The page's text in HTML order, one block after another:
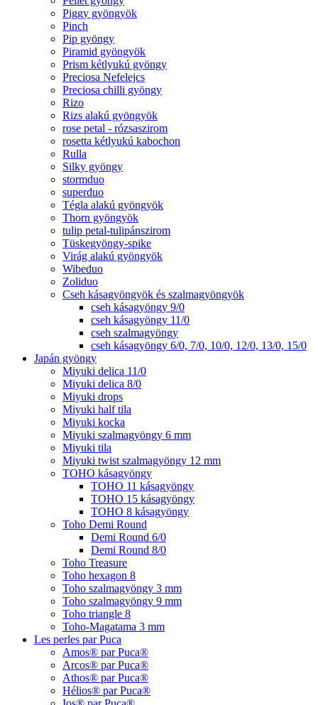
Piggy gyöngyök
Pinch
Pip gyöngy
Piramid gyöngyök
Prism kétlyukú gyöngy
Preciosa Nefelejcs
Preciosa chilli gyöngy
Rizo
Rizs alakú gyöngyök
rose petal - rózsaszirom
rosetta kétlyukú kabochon
Rulla
Silky gyöngy
stormduo
superduo
Tégla alakú gyöngyök
Thorn gyöngyök
tulip petal-tulipánszirom
Tüskegyöngy-spike
Virág alakú gyöngyök
Wibeduo
Zoliduo
Cseh kásagyöngyök és szalmagyöngyök
cseh kásagyöngy 9/0
cseh kásagyöngy 11/0
cseh szalmagyöngy
cseh kásagyöngy 6/0, 7/0, 10/0, 12/0, 13/0, 15/0
Japán gyöngy
Miyuki delica 11/0
Miyuki delica 8/0
Miyuki drops
Miyuki half tila
Miyuki kocka
Miyuki szalmagyöngy 6 mm
Miyuki tila
Miyuki twist szalmagyöngy 12 mm
TOHO kásagyöngy
TOHO 11 kásagyöngy
TOHO 15 kásagyöngy
TOHO 8 kásagyöngy
Toho Demi Round
Demi Round 6/0
Demi Round 8/0
Toho Treasure
Toho hexagon 8
Toho szalmagyöngy 3 mm
Toho szalmagyöngy 9 mm
Toho triangle 8
Toho-Magatama 3 mm
Les perles par Puca
Amos® par Puca®
Arcos® par Puca®
Athos® par Puca®
Hélios® par Puca®